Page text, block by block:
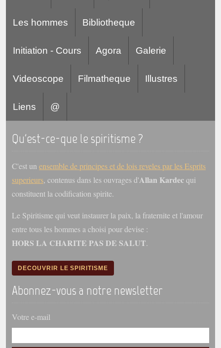
Bibliothèque spirite
Documents
Bulletins "Le Spiritisme"
Journal trimestriel
Newsletters
trimestrielles
Citations
Maximes
séance d'aide spirituelle
Powerpoints
Enseignement
Cours dispensés au Centre
Consultez les réponses
Les hommes Bibliotheque
Initiation - Cours Agora Galerie
Videoscope Filmatheque Illustres
Liens @
Qu'est-ce-que le spiritisme ?
C'est un ensemble de principes et de lois reveles par les Esprits
superieurs, contenus dans les ouvrages d'Allan Kardecqui
constituent la codification spirite.
Le Spiritisme qui veut instaurer la paix, la fraternite et l'amour
entre tous les hommes a choisi pour devise :
HORS LA CHARITE PAS DE SALUT.
DECOUVRIR LE SPIRITISME
Abonnez-vous a notre newsletter
Votre e-mail